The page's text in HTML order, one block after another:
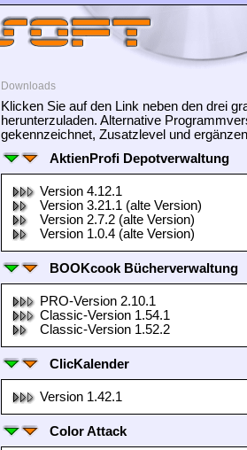
Downloads
Klicken Sie auf den Link neben den drei
herunterzuladen. Alternative
gekennzeichnet, Zusatzlevel und
AktienProfi Depotverwaltung
Version 4.12.1
Version 3.21.1 (alte Version)
Version 2.7.2 (alte Version)
Version 1.0.4 (alte Version)
BOOKcook Bücherverwaltung
PRO-Version 2.10.1
Classic-Version 1.54.1
Classic-Version 1.52.2
ClicKalender
Version 1.42.1
Color Attack